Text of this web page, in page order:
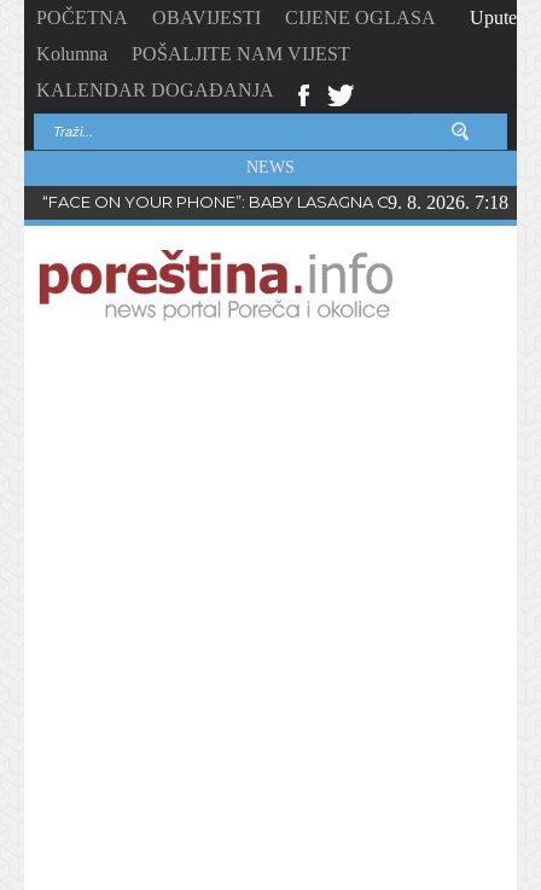
POČETNA OBAVIJESTI
CIJENE OGLASA
Kolumna
POŠALJITE NAM VIJEST
KALENDAR DOGAĐANJA
Upute
NEWS
“FACE ON YOUR PHONE”: BABY LASAGNA OBJAVIO NOVI
9. 8. 2026. 7:18